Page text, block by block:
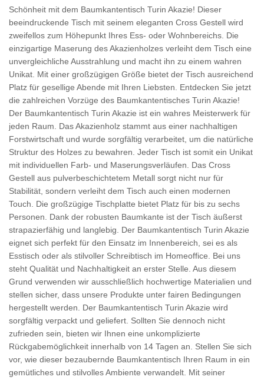
Schönheit mit dem Baumkantentisch Turin Akazie! Dieser
beeindruckende Tisch mit seinem eleganten Cross Gestell wird
zweifellos zum Höhepunkt Ihres Ess- oder Wohnbereichs. Die
einzigartige Maserung des Akazienholzes verleiht dem Tisch eine
unvergleichliche Ausstrahlung und macht ihn zu einem wahren
Unikat. Mit einer großzügigen Größe bietet der Tisch ausreichend
Platz für gesellige Abende mit Ihren Liebsten. Entdecken Sie jetzt
die zahlreichen Vorzüge des Baumkantentisches Turin Akazie!
Der Baumkantentisch Turin Akazie ist ein wahres Meisterwerk für
jeden Raum. Das Akazienholz stammt aus einer nachhaltigen
Forstwirtschaft und wurde sorgfältig verarbeitet, um die natürliche
Struktur des Holzes zu bewahren. Jeder Tisch ist somit ein Unikat
mit individuellen Farb- und Maserungsverläufen. Das Cross
Gestell aus pulverbeschichtetem Metall sorgt nicht nur für
Stabilität, sondern verleiht dem Tisch auch einen modernen
Touch. Die großzügige Tischplatte bietet Platz für bis zu sechs
Personen. Dank der robusten Baumkante ist der Tisch äußerst
strapazierfähig und langlebig. Der Baumkantentisch Turin Akazie
eignet sich perfekt für den Einsatz im Innenbereich, sei es als
Esstisch oder als stilvoller Schreibtisch im Homeoffice. Bei uns
steht Qualität und Nachhaltigkeit an erster Stelle. Aus diesem
Grund verwenden wir ausschließlich hochwertige Materialien und
stellen sicher, dass unsere Produkte unter fairen Bedingungen
hergestellt werden. Der Baumkantentisch Turin Akazie wird
sorgfältig verpackt und geliefert. Sollten Sie dennoch nicht
zufrieden sein, bieten wir Ihnen eine unkomplizierte
Rückgabemöglichkeit innerhalb von 14 Tagen an. Stellen Sie sich
vor, wie dieser bezaubernde Baumkantentisch Ihren Raum in ein
gemütliches und stilvolles Ambiente verwandelt. Mit seiner